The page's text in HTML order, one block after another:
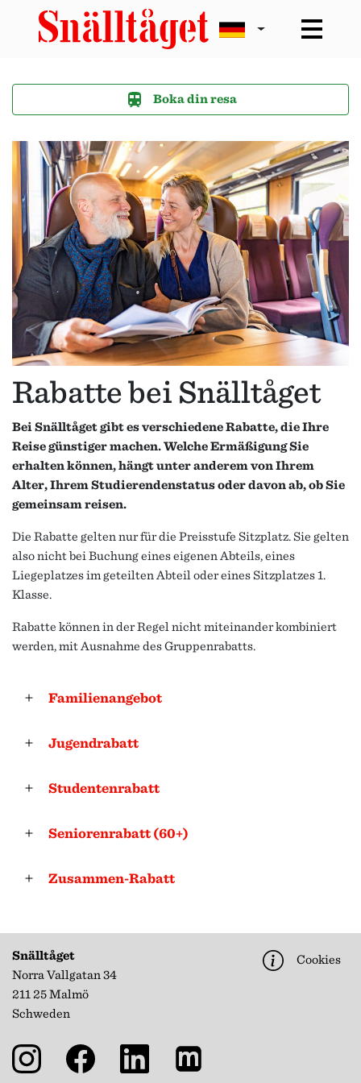
Boka din resa
Rabatte bei Snälltåget
Bei Snälltåget gibt es verschiedene Rabatte, die Ihre
Reise günstiger machen. Welche Ermäßigung Sie
erhalten können, hängt unter anderem von Ihrem
Alter, Ihrem Studierendenstatus oder davon ab, ob Sie
gemeinsam reisen.
Die Rabatte gelten nur für die Preisstufe Sitzplatz. Sie gelten
also nicht bei Buchung eines eigenen Abteils, eines
Liegeplatzes im geteilten Abteil oder eines Sitzplatzes 1.
Klasse.
Rabatte können in der Regel nicht miteinander kombiniert
werden, mit Ausnahme des Gruppenrabatts.
Familienangebot
Jugendrabatt
Studentenrabatt
Seniorenrabatt (60+)
Zusammen-Rabatt
Snälltåget
Norra Vallgatan 34
211 25 Malmö
Schweden
Cookies